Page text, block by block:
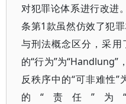
对犯罪论体系进行改进
条第1款虽然仿效了犯
与刑法概念区分，采用
的“行为”为“Handlung”
反秩序中的“可非难性”
的“责任”为